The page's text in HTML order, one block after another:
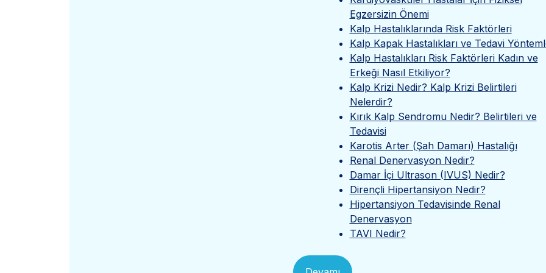
Egzersizin Önemi
Kalp Hastalıklarında Risk Faktörleri
Kalp Kapak Hastalıkları ve Tedavi
Kalp Hastalıkları Risk Faktörleri Kadın ve
Erkeği Nasıl Etkiliyor?
Kalp Krizi Nedir? Kalp Krizi Belirtileri
Nelerdir?
Kırık Kalp Sendromu Nedir? Belirtileri ve
Tedavisi
Karotis Arter (Şah Damarı) Hastalığı
Renal Denervasyon Nedir?
Damar İçi Ultrason (IVUS) Nedir?
Dirençli Hipertansiyon Nedir?
Hipertansiyon Tedavisinde Renal
Denervasyon
TAVI Nedir?